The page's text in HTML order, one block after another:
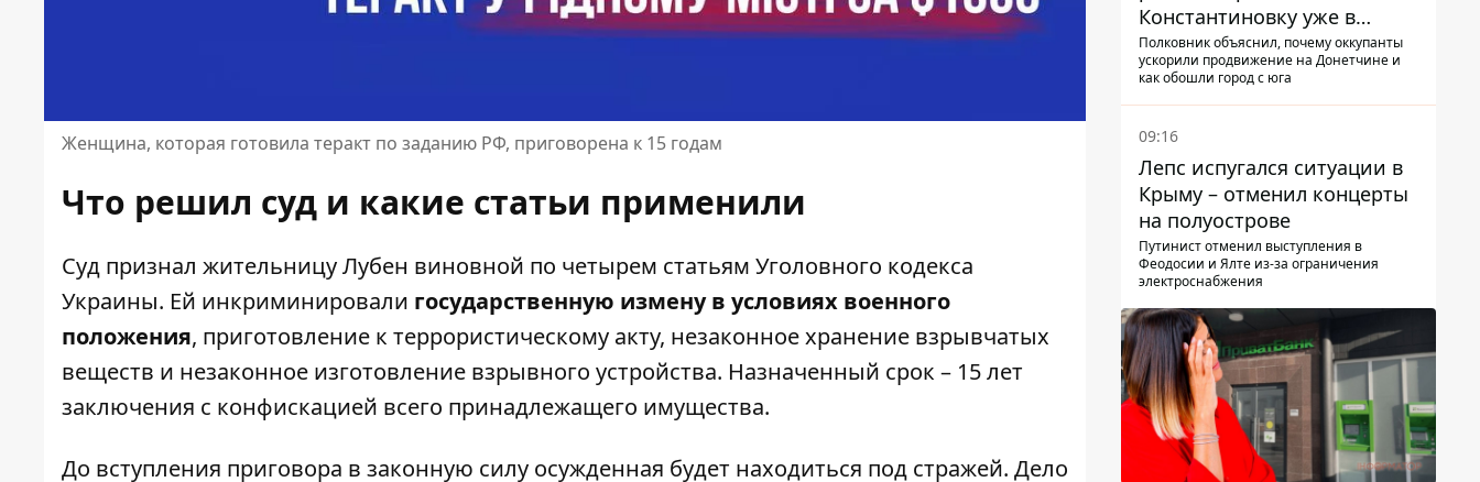
Женщина, которая готовила теракт по заданию РФ, приговорена к 15 годам
Что решил суд и какие статьи применили
Суд признал жительницу Лубен виновной по четырем статьям Уголовного кодекса
Украины. Ей инкриминировали государственную измену в условиях военного
положения, приготовление к террористическому акту, незаконное хранение взрывчатых
веществ и незаконное изготовление взрывного устройства. Назначенный срок – 15 лет
заключения с конфискацией всего принадлежащего имущества.
До вступления приговора в законную силу осужденная будет находиться под стражей. Дело
Константиновку уже в
ближайшие месяцы
Полковник объяснил, почему оккупанты
ускорили продвижение на Донетчине и
как обошли город с юга
09:16
Лепс испугался ситуации в
Крыму – отменил концерты
на полуострове
Путинист отменил выступления в
Феодосии и Ялте из-за ограничения
электроснабжения